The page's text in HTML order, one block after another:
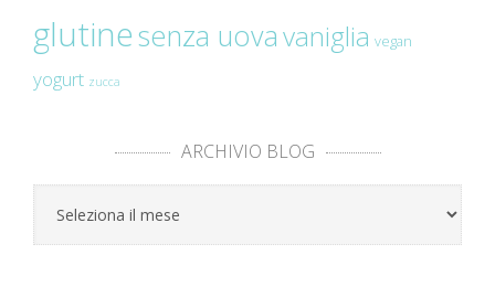
glutinesenza uovavaniglia vegan
yogurt zucca
ARCHIVIO BLOG
Archivio
Blog